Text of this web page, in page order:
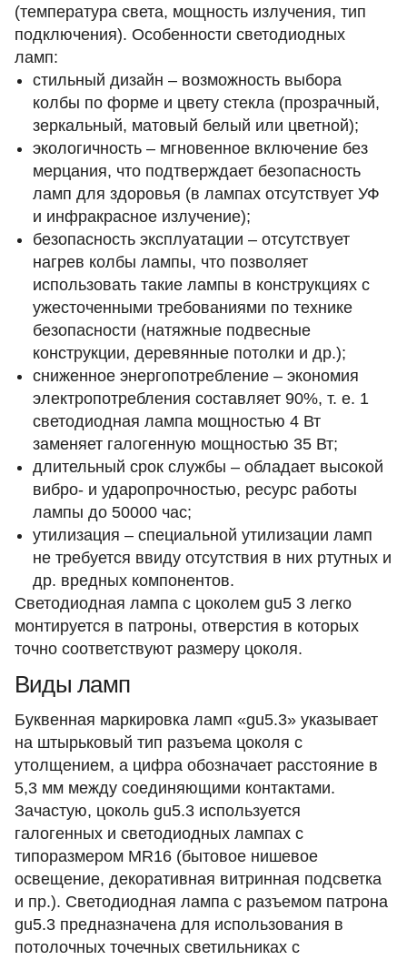
(температура света, мощность излучения, тип
подключения). Особенности светодиодных
ламп:
стильный дизайн – возможность выбора
колбы по форме и цвету стекла (прозрачный,
зеркальный, матовый белый или цветной);
экологичность – мгновенное включение без
мерцания, что подтверждает безопасность
ламп для здоровья (в лампах отсутствует УФ
и инфракрасное излучение);
безопасность эксплуатации – отсутствует
нагрев колбы лампы, что позволяет
использовать такие лампы в конструкциях с
ужесточенными требованиями по технике
безопасности (натяжные подвесные
конструкции, деревянные потолки и др.);
сниженное энергопотребление – экономия
электропотребления составляет 90%, т. е. 1
светодиодная лампа мощностью 4 Вт
заменяет галогенную мощностью 35 Вт;
длительный срок службы – обладает высокой
вибро- и ударопрочностью, ресурс работы
лампы до 50000 час;
утилизация – специальной утилизации ламп
не требуется ввиду отсутствия в них ртутных и
др. вредных компонентов.
Светодиодная лампа с цоколем gu5 3 легко
монтируется в патроны, отверстия в которых
точно соответствуют размеру цоколя.
Виды ламп
Буквенная маркировка ламп «gu5.3» указывает
на штырьковый тип разъема цоколя с
утолщением, а цифра обозначает расстояние в
5,3 мм между соединяющими контактами.
Зачастую, цоколь gu5.3 используется
галогенных и светодиодных лампах с
типоразмером MR16 (бытовое нишевое
освещение, декоративная витринная подсветка
и пр.). Светодиодная лампа с разъемом патрона
gu5.3 предназначена для использования в
потолочных точечных светильниках с